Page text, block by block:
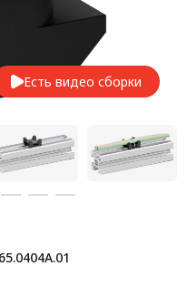
NEW!
Есть видео сборки